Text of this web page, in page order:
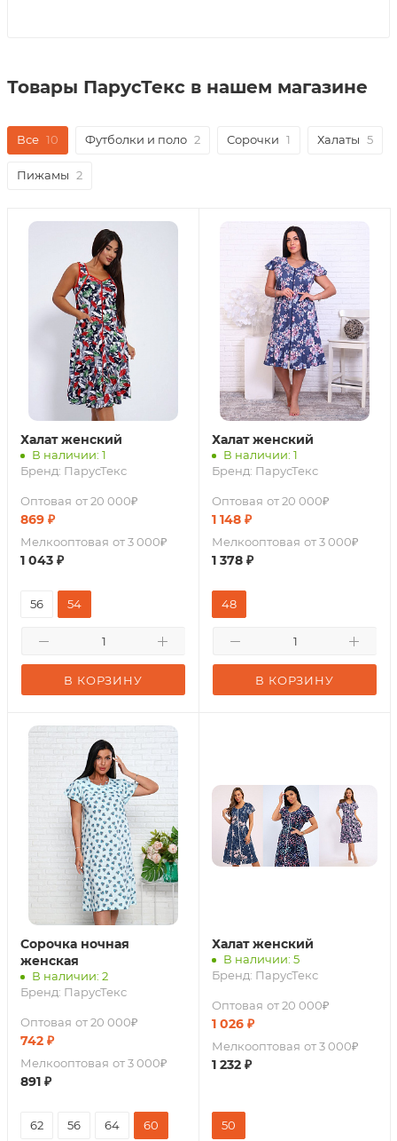
Товары ПарусТекс в нашем магазине
Все 10 Футболки и поло 2 Сорочки 1 Халаты 5
Пижамы 2
Халат женский
В наличии: 1
Бренд: ПарусТекс
Оптовая от 20 000₽
869 ₽
Мелкооптовая от 3 000₽
1 043 ₽
В КОРЗИНУ
56 54
Халат женский
В наличии: 1
Бренд: ПарусТекс
Оптовая от 20 000₽
1 148 ₽
Мелкооптовая от 3 000₽
1 378 ₽
В КОРЗИНУ
48
Сорочка ночная
женская
В наличии: 2
Бренд: ПарусТекс
Оптовая от 20 000₽
742 ₽
Мелкооптовая от 3 000₽
891 ₽
62 56 64 60
Халат женский
В наличии: 5
Бренд: ПарусТекс
Оптовая от 20 000₽
1 026 ₽
Мелкооптовая от 3 000₽
1 232 ₽
50